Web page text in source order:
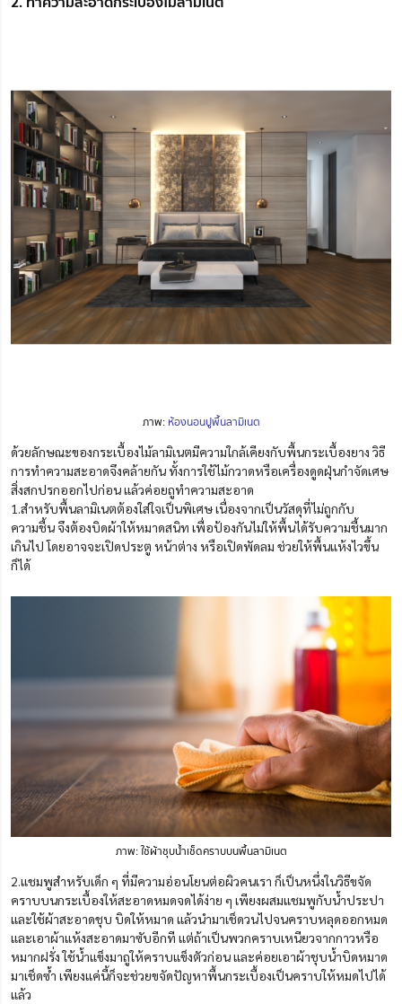
ภาพ: ห้องนอนปูพื้นลามิเนต
ด้วยลักษณะของกระเบื้องไม้ลามิเนตมีความใกล้เคียงกับพื้นกระเบื้องยาง วิธี
การทำความสะอาดจึงคล้ายกัน ทั้งการใช้ไม้กวาดหรือเครื่องดูดฝุ่นกำจัดเศษ
สิ่งสกปรกออกไปก่อน แล้วค่อยถูทำความสะอาด
1.สำหรับพื้นลามิเนตต้องใส่ใจเป็นพิเศษ เนื่องจากเป็นวัสดุที่ไม่ถูกกับ
ความชื้น จึงต้องบิดผ้าให้หมาดสนิท เพื่อป้องกันไม่ให้พื้นได้รับความชื้นมาก
เกินไป โดยอาจจะเปิดประตู หน้าต่าง หรือเปิดพัดลม ช่วยให้พื้นแห้งไวขึ้น
ก็ได้
ภาพ: ใช้ผ้าชุบน้ำเช็ดคราบบนพื้นลามิเนต
2.แชมพูสำหรับเด็ก ๆ ที่มีความอ่อนโยนต่อผิวคนเรา ก็เป็นหนึ่งในวิธีขจัด
คราบบนกระเบื้องให้สะอาดหมดจดได้ง่าย ๆ เพียงผสมแชมพูกับน้ำประปา
และใช้ผ้าสะอาดชุบ บิดให้หมาด แล้วนำมาเช็ดวนไปจนคราบหลุดออกหมด
และเอาผ้าแห้งสะอาดมาซับอีกที แต่ถ้าเป็นพวกคราบเหนียวจากกาวหรือ
หมากฝรั่ง ใช้น้ำแข็งมาถูให้คราบแข็งตัวก่อน และค่อยเอาผ้าชุบน้ำบิดหมาด
มาเช็ดซ้ำ เพียงแค่นี้ก็จะช่วยขจัดปัญหาพื้นกระเบื้องเป็นคราบให้หมดไปได้
แล้ว